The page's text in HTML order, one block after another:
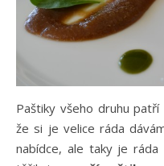
Paštiky všeho druhu
že si je velice ráda
nabídce, ale taky je